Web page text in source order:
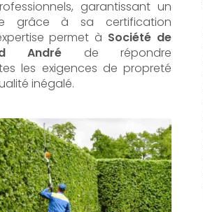
garantissant un
grâce à sa certification
permet à Société de
André de répondre
les exigences de propreté
inégalé.